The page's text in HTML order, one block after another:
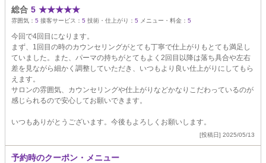
総合 5 ★★★★★
雰囲気： 5 接客サービス： 5 技術・仕上がり： 5 メニュー・料金： 5
今回で4回目になります。
まず、1回目の時のカウンセリングがとても丁寧で仕上がりもとても満足し
ていました。また、パーマの持ちがとてもよく2回目以降は落ち具合や左右
差を見ながら細かく調整していただき、いつもより良い仕上がりにしてもら
えます。
サロンの雰囲気、カウンセリングや仕上がりなどかなりこだわっているのが
感じられるので安心してお願いできます。
いつもありがとうございます。今後もよろしくお願いします。
[投稿日] 2025/05/13
予約時のクーポン・メニュー